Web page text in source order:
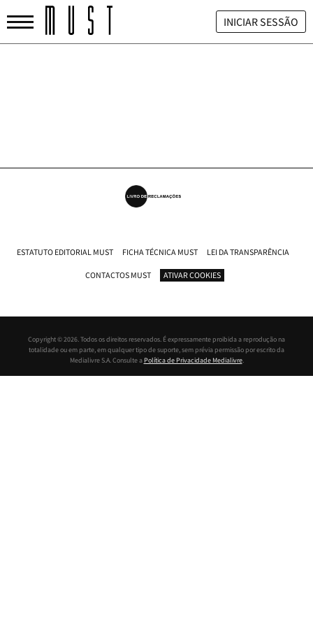
INICIAR SESSÃO
ESTATUTO EDITORIAL MUST FICHA TÉCNICA MUST LEI DA TRANSPARÊNCIA
CONTACTOS MUST ATIVAR COOKIES
Copyright © 2026. Todos os direitos reservados. É expressamente proibida a reprodução na
totalidade ou em parte, em qualquer tipo de suporte, sem prévia permissão por escrito da
Medialivre S.A. Consulte aPolítica de Privacidade Medialivre.